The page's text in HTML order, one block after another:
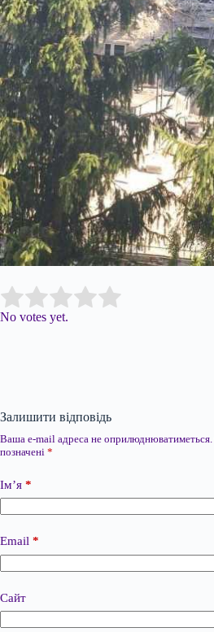
Rate this item:
No votes yet.
Залишити відповідь
Ваша e-mail адреса не оприлюднюватиметься.
позначені *
Ім’я *
Email *
Сайт